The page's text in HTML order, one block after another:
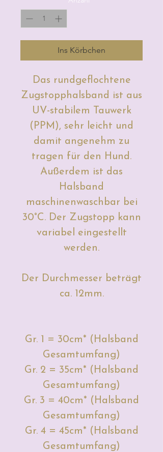
Ins Körbchen
Das rundgeflochtene
Zugstopphalsband ist aus
UV-stabilem Tauwerk
(PPM), sehr leicht und
damit angenehm zu
tragen für den Hund.
Außerdem ist das
Halsband
maschinenwaschbar bei
30°C. Der Zugstopp kann
variabel eingestellt
werden.
Der Durchmesser beträgt
ca. 12mm.
Gr. 1 = 30cm* (Halsband
Gesamtumfang)
Gr. 2 = 35cm* (Halsband
Gesamtumfang)
Gr. 3 = 40cm* (Halsband
Gesamtumfang)
Gr. 4 = 45cm* (Halsband
Gesamtumfang)